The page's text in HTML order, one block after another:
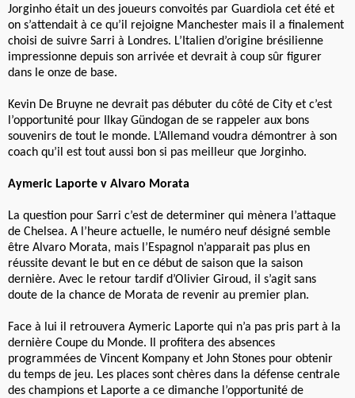
Jorginho était un des joueurs convoités par Guardiola cet été et
on s’attendait à ce qu’il rejoigne Manchester mais il a finalement
choisi de suivre Sarri à Londres. L’Italien d’origine brésilienne
impressionne depuis son arrivée et devrait à coup sûr figurer
dans le onze de base.
Kevin De Bruyne ne devrait pas débuter du côté de City et c’est
l’opportunité pour Ilkay Gündogan de se rappeler aux bons
souvenirs de tout le monde. L’Allemand voudra démontrer à son
coach qu’il est tout aussi bon si pas meilleur que Jorginho.
Aymeric Laporte v Alvaro Morata
La question pour Sarri c’est de determiner qui mènera l’attaque
de Chelsea. A l’heure actuelle, le numéro neuf désigné semble
être Alvaro Morata, mais l’Espagnol n’apparait pas plus en
réussite devant le but en ce début de saison que la saison
dernière. Avec le retour tardif d’Olivier Giroud, il s’agit sans
doute de la chance de Morata de revenir au premier plan.
Face à lui il retrouvera Aymeric Laporte qui n’a pas pris part à la
dernière Coupe du Monde. Il profitera des absences
programmées de Vincent Kompany et John Stones pour obtenir
du temps de jeu. Les places sont chères dans la défense centrale
des champions et Laporte a ce dimanche l’opportunité de